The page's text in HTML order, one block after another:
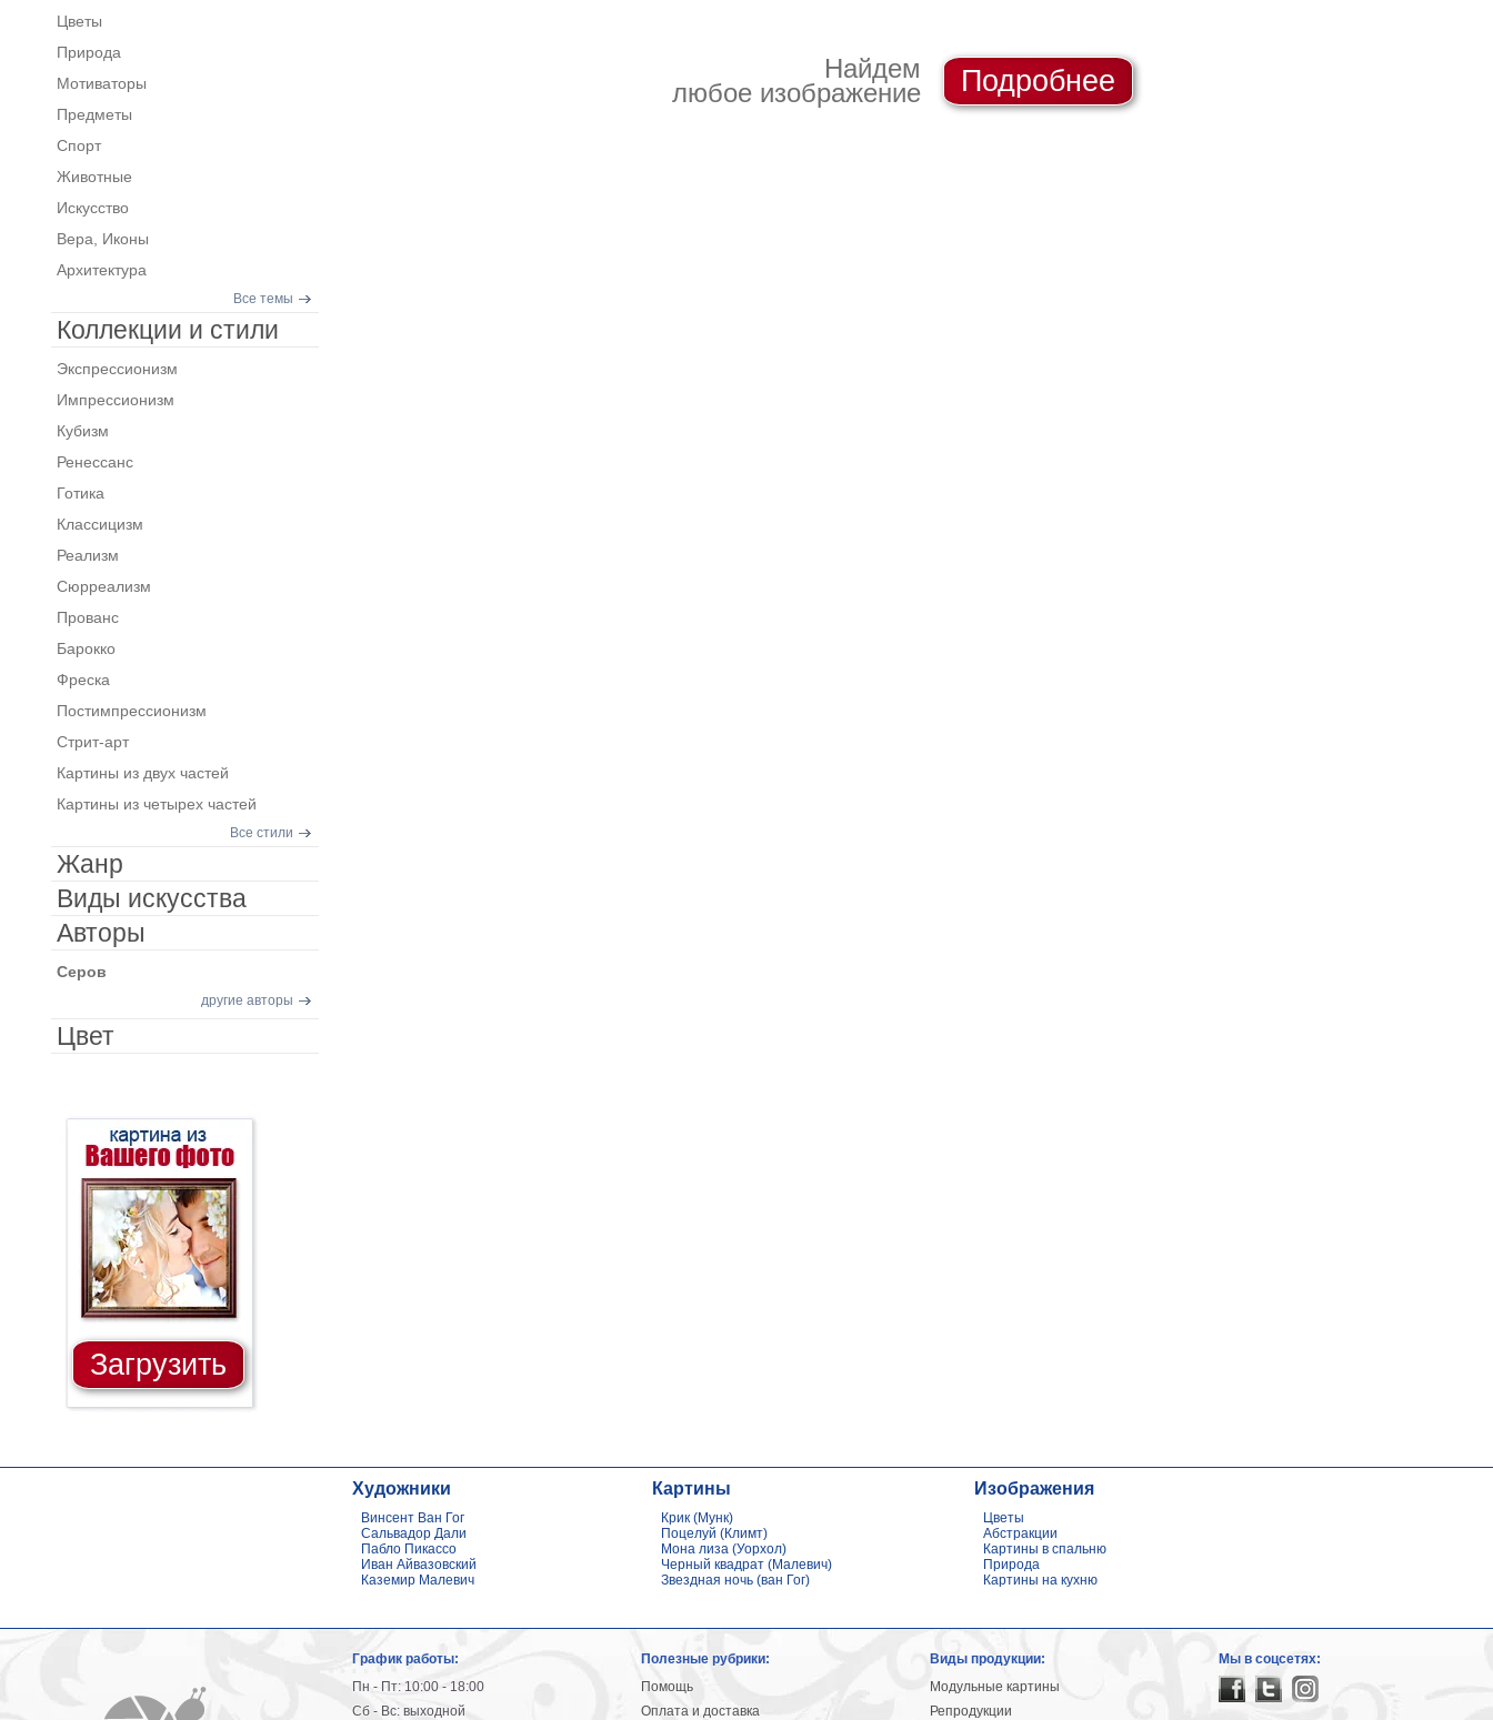
Найдем
любое изображение
Подробнее
Цветы
Природа
Мотиваторы
Предметы
Спорт
Животные
Искусство
Вера, Иконы
Архитектура
Все темы
Коллекции и стили
Экспрессионизм
Импрессионизм
Кубизм
Ренессанс
Готика
Классицизм
Реализм
Сюрреализм
Прованс
Барокко
Фреска
Постимпрессионизм
Стрит-арт
Картины из двух частей
Картины из четырех частей
Все стили
Жанр
Виды искусства
Авторы
Серов
другие авторы
Цвет
Загрузить
Художники
Винсент Ван Гог
Сальвадор Дали
Пабло Пикассо
Иван Айвазовский
Каземир Малевич
Картины
Крик (Мунк)
Поцелуй (Климт)
Мона лиза (Уорхол)
Черный квадрат (Малевич)
Звездная ночь (ван Гог)
Изображения
Цветы
Абстракции
Картины в спальню
Природа
Картины на кухню
График работы:
Пн - Пт: 10:00 - 18:00
Сб - Вс: выходной
Полезные рубрики:
Помощь
Оплата и доставка
Виды продукции:
Модульные картины
Репродукции
Мы в соцсетях: